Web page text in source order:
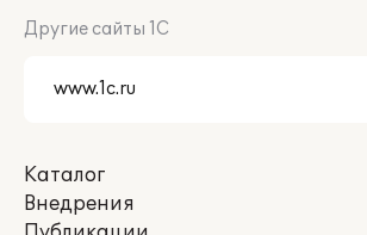
Другие сайты 1С
Каталог
Внедрения